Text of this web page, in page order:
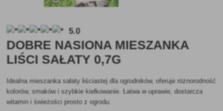
5.0
DOBRE NASIONA MIESZANKA
LIŚCI SAŁATY 0,7G
Idealna mieszanka sałaty liściastej dla ogrodników, oferuje różnorodność
kolorów, smaków i szybkie kiełkowanie. Łatwa w uprawie, dostarcza
witamin i świeżości prosto z ogrodu.